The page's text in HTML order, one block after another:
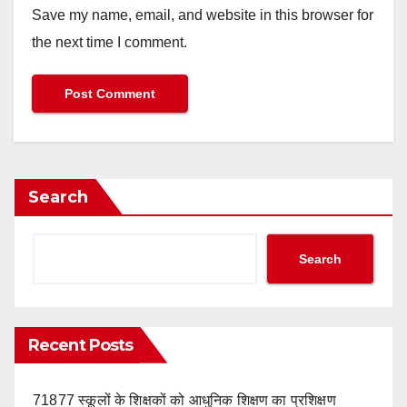
Save my name, email, and website in this browser for
the next time I comment.
Search
Search
Recent Posts
71877 स्कूलों के शिक्षकों को आधुनिक शिक्षण का प्रशिक्षण